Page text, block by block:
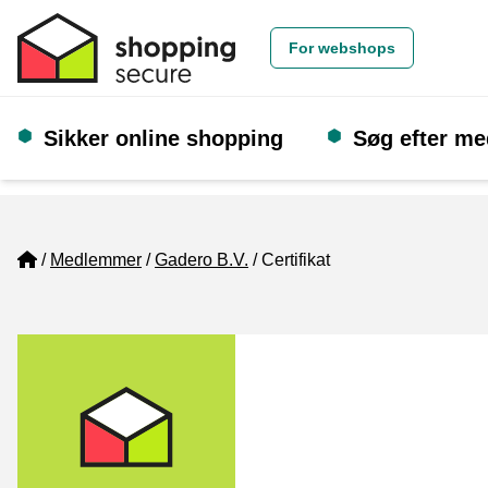
For webshops
Sikker online shopping Søg efter
Home
Medlemmer Gadero B.V. Certifikat